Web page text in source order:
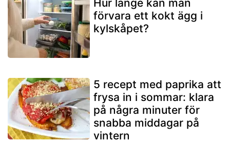
Hur länge kan man
förvara ett kokt ägg i
kylskåpet?
5 recept med paprika att
frysa in i sommar: klara
på några minuter för
snabba middagar på
vintern